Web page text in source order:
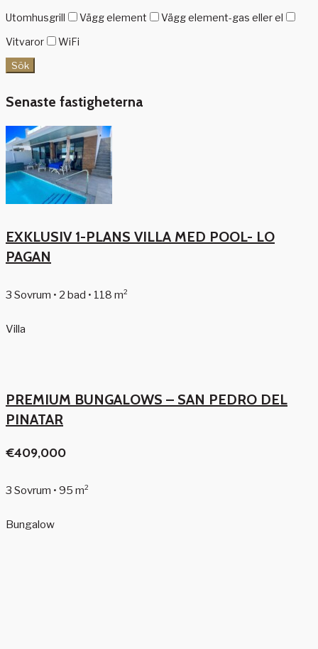
Utomhusgrill
Vägg element
Vägg element-gas eller el
Vitvaror
WiFi
Sök
Senaste fastigheterna
EXKLUSIV 1-PLANS VILLA MED POOL- LO
PAGAN
3 Sovrum • 2 bad • 118 m²
Villa
PREMIUM BUNGALOWS – SAN PEDRO DEL
PINATAR
€409,000
3 Sovrum • 95 m²
Bungalow